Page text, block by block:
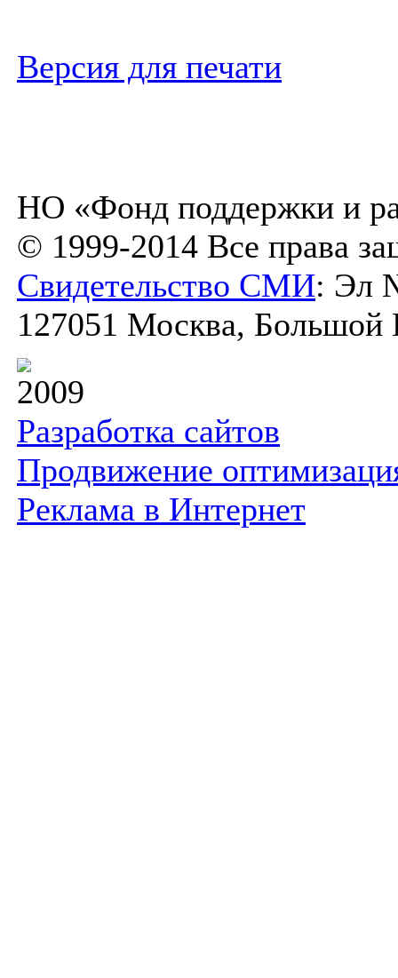
Версия для печати
НО «Фонд поддержки и
© 1999-2014 Все права
Свидетельство СМИ: Эл
127051 Москва, Большой
2009
Разработка сайтов
Продвижение
Реклама в Интернет